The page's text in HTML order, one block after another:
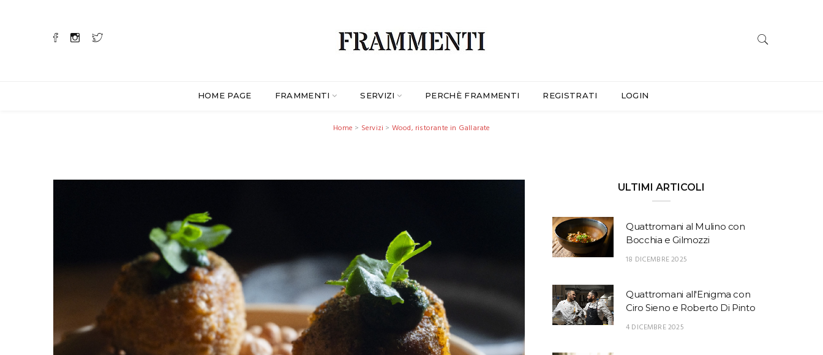
HOME PAGE FRAMMENTI SERVIZI PERCHÈ FRAMMENTI REGISTRATI LOGIN
Home > Servizi > Wood, ristorante in Gallarate
ULTIMI ARTICOLI
Quattromani al Mulino con
Bocchia e Gilmozzi
18 DICEMBRE 2025
Quattromani all'Enigma con
Ciro Sieno e Roberto Di Pinto
4 DICEMBRE 2025